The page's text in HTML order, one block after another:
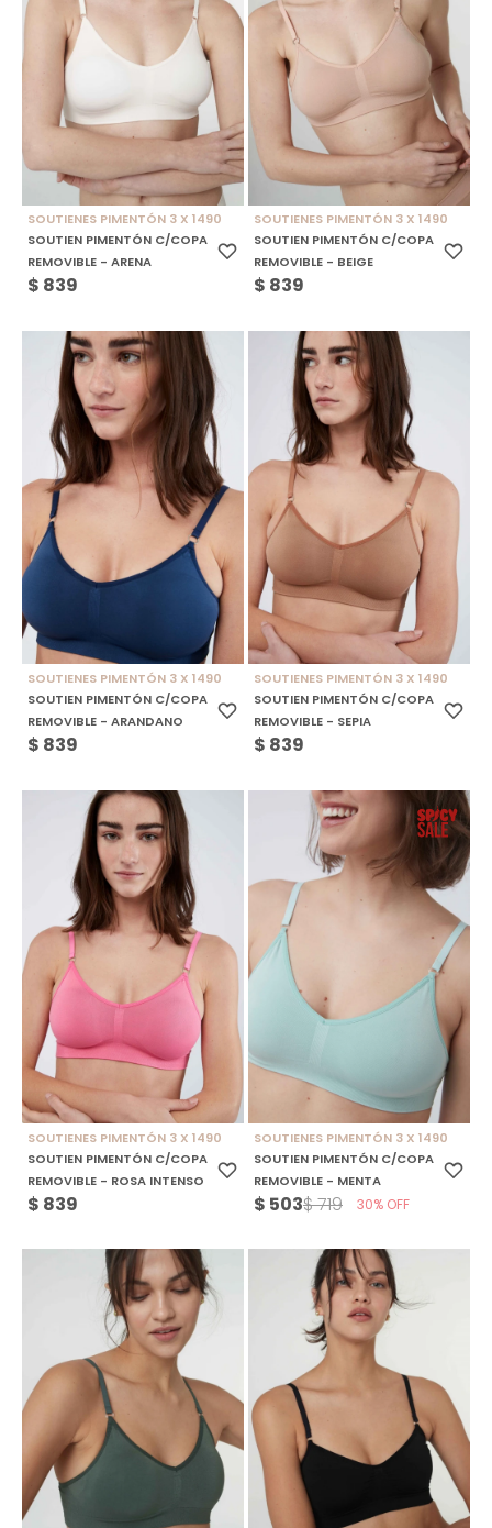
SOUTIENES PIMENTÓN 3 X 1490
SOUTIEN PIMENTÓN C/COPA
REMOVIBLE - ARENA
$ 839
SOUTIENES PIMENTÓN 3 X 1490
SOUTIEN PIMENTÓN C/COPA
REMOVIBLE - BEIGE
$ 839
SOUTIENES PIMENTÓN 3 X 1490
SOUTIEN PIMENTÓN C/COPA
REMOVIBLE - ARANDANO
$ 839
SOUTIENES PIMENTÓN 3 X 1490
SOUTIEN PIMENTÓN C/COPA
REMOVIBLE - SEPIA
$ 839
SOUTIENES PIMENTÓN 3 X 1490
SOUTIEN PIMENTÓN C/COPA
REMOVIBLE - ROSA INTENSO
$ 839
SOUTIENES PIMENTÓN 3 X 1490
SOUTIEN PIMENTÓN C/COPA
REMOVIBLE - MENTA
$ 503$719 30